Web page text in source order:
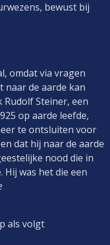
bewust bij
omdat via vragen
naar de aarde kan
Steiner, een
op aarde leefde,
te ontsluiten voor
dat hij naar de aarde
nood die in
Hij was het die een
als volgt